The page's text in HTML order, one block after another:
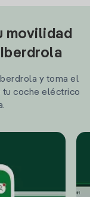
movilidad
y toma el
tu coche eléctrico